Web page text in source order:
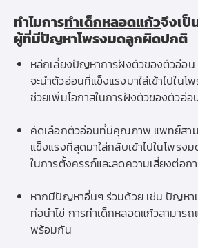
ทำไมการทำเด็กหลอดแก้วจึงเป็
ผู้ที่มีปัญหาโพรงมดลูกผิดปกติ
หลีกเลี่ยงปัญหาการฝังตัวของตัวอ่อน
จะนำตัวอ่อนที่แข็งแรงมาใส่เข้าไปใน
ช่วยเพิ่มโอกาสในการฝังตัวของตัวอ่อ
คัดเลือกตัวอ่อนที่มีคุณภาพ แพทย์สา
แข็งแรงที่สุดมาใส่กลับเข้าไปในโพรง
ในการตั้งครรภ์และลดความเสี่ยงต่อก
หากมีปัญหาอื่นๆ ร่วมด้วย เช่น ปัญหา
ท่อนำไข่ การทำเด็กหลอดแก้วสามาร
พร้อมกัน